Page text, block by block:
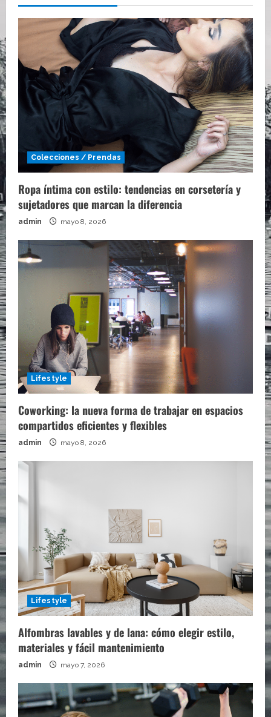
Colecciones / Prendas
Ropa íntima con estilo: tendencias en corsetería y
sujetadores que marcan la diferencia
admin mayo 8, 2026
Lifestyle
Coworking: la nueva forma de trabajar en espacios
compartidos eficientes y flexibles
admin mayo 8, 2026
Lifestyle
Alfombras lavables y de lana: cómo elegir estilo,
materiales y fácil mantenimiento
admin mayo 7, 2026